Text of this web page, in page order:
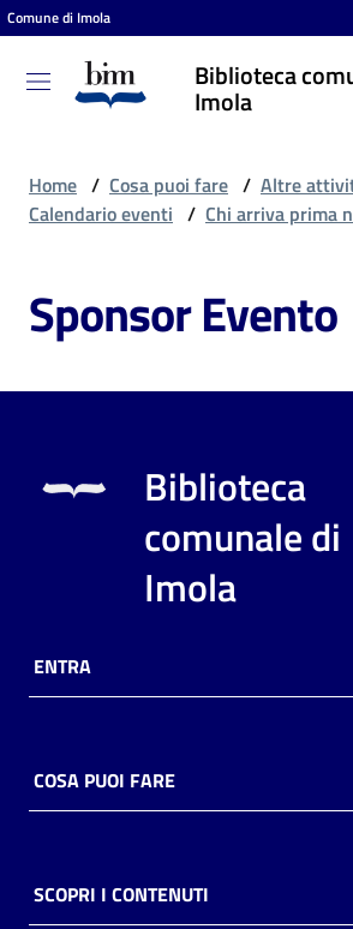
Vai al contenuto
Vai alla navigazione
Vai al footer
Comune di Imola
Biblioteca
Imola
Biblioteca
comunale
puoi
Risorse
online
Casa
Piani
Home / Cosa puoi fare / Altre
Calendario eventi / Chi arriva prima
Sponsor Evento
Biblioteca
comunale di
Imola
ENTRA
COSA PUOI FARE
SCOPRI I CONTENUTI